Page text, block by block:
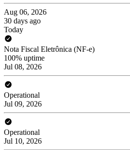
Aug 06, 2026
30 days ago
Today
Nota Fiscal Eletrônica (NF-e)
100% uptime
Jul 08, 2026
Operational
Jul 09, 2026
Operational
Jul 10, 2026